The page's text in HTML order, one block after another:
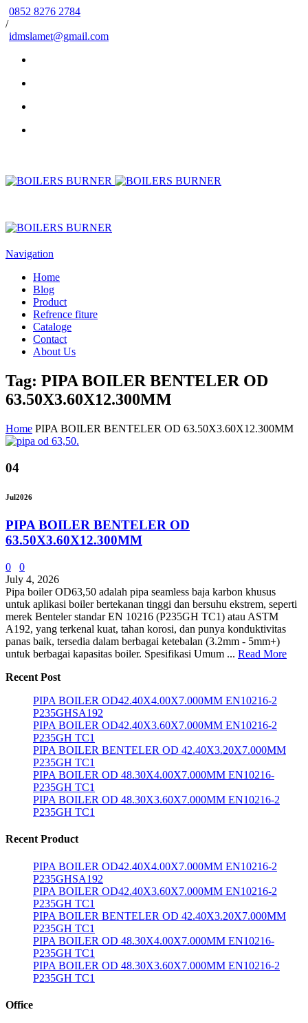
0852 8276 2784
/
idmslamet@gmail.com
Navigation
Home
Blog
Product
Refrence fiture
Cataloge
Contact
About Us
Tag: PIPA BOILER BENTELER OD
63.50X3.60X12.300MM
Home PIPA BOILER BENTELER OD 63.50X3.60X12.300MM
04
Jul2026
PIPA BOILER BENTELER OD
63.50X3.60X12.300MM
0
0
July 4, 2026
Pipa boiler OD63,50 adalah pipa seamless baja karbon khusus
untuk aplikasi boiler bertekanan tinggi dan bersuhu ekstrem, seperti
merek Benteler standar EN 10216 (P235GH TC1) atau ASTM
A192, yang terkenal kuat, tahan korosi, dan punya konduktivitas
panas baik, tersedia dalam berbagai ketebalan (3.2mm - 5mm+)
untuk berbagai kapasitas boiler. Spesifikasi Umum ... Read More
Recent Post
PIPA BOILER OD42.40X4.00X7.000MM EN10216-2
P235GHSA192
PIPA BOILER OD42.40X3.60X7.000MM EN10216-2
P235GH TC1
PIPA BOILER BENTELER OD 42.40X3.20X7.000MM
P235GH TC1
PIPA BOILER OD 48.30X4.00X7.000MM EN10216-
P235GH TC1
PIPA BOILER OD 48.30X3.60X7.000MM EN10216-2
P235GH TC1
Recent Product
PIPA BOILER OD42.40X4.00X7.000MM EN10216-2
P235GHSA192
PIPA BOILER OD42.40X3.60X7.000MM EN10216-2
P235GH TC1
PIPA BOILER BENTELER OD 42.40X3.20X7.000MM
P235GH TC1
PIPA BOILER OD 48.30X4.00X7.000MM EN10216-
P235GH TC1
PIPA BOILER OD 48.30X3.60X7.000MM EN10216-2
P235GH TC1
Office